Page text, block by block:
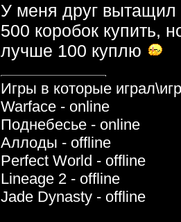
У меня друг вытащил
500 коробок купить,
лучше 100 куплю
Игры в которые
Warface - online
Поднебесье - online
Аллоды - offline
Perfect World - offline
Lineage 2 - offline
Jade Dynasty - offline